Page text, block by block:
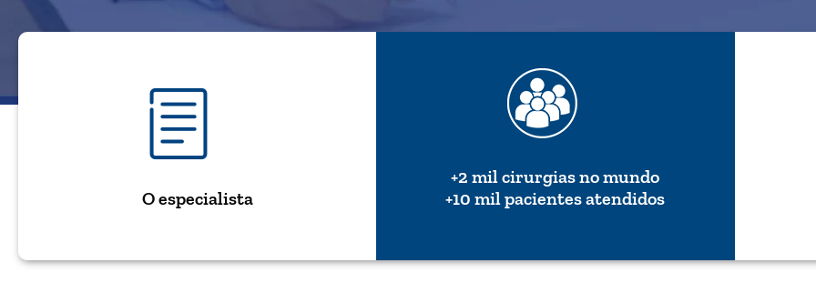
O especialista
+2 mil cirurgias no mundo
+10 mil pacientes atendidos